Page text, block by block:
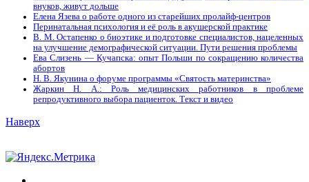
внуков, живут дольше
Елена Язева о работе одного из старейших пролайф-центров
Перинатальная психология и её роль в акушерской практике
В. М. Остапенко о биоэтике и подготовке специалистов, нацеленных
на улучшение демографической ситуации. Пути решения проблемы
Ева Слизень — Кучапска: опыт Польши по сокращению количества
абортов
Н. В. Якунина о форуме программы «Святость материнства»
Жаркин Н. А.: Роль медицинских работников в проблеме
репродуктивного выбора пациенток. Tекст и видео
Наверх